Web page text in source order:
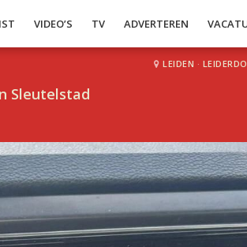
VIDEO’S TV ADVERTEREN
Sleutelstad
LEIDEN ·